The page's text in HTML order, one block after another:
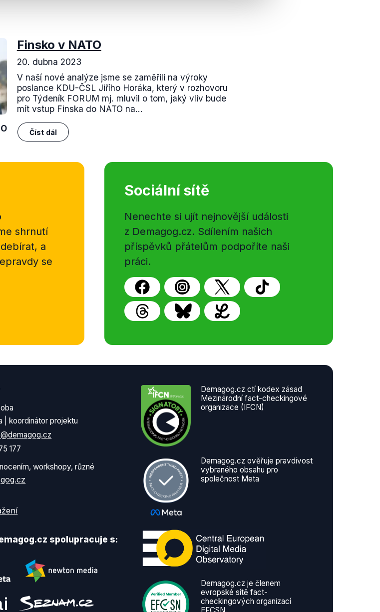
Finsko v NATO
20. dubna 2023
V naší nové analýze jsme se zaměřili na výroky
poslance KDU-ČSL Jiřího Horáka, který v rozhovoru
pro Týdeník FORUM mj. mluvil o tom, jaký vliv bude
mít vstup Finska do NATO na...
Číst dál
shrnutí
a
se
Sociální sítě
Nenechte si ujít nejnovější události
z Demagog.cz. Sdílením našich
příspěvků přátelům podpoříte naši
práci.
| koordinátor projektu
177
workshopy, různé
spolupracuje s:
Demagog.cz ctí kodex zásad
Mezinárodní fact-checkingové
organizace (IFCN)
Demagog.cz ověřuje pravdivost
vybraného obsahu pro
společnost Meta
Demagog.cz je členem
evropské sítě fact-
checkingových organizací